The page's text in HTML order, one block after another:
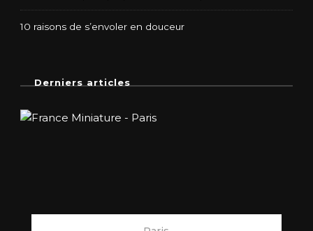
10 raisons de s’envoler en douceur
Derniers articles